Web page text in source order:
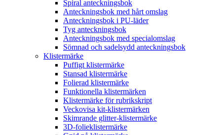
Spiral anteckningsbok
Anteckningsbok med hårt omslag
Anteckningsbok i PU-läder
Tyg anteckningsbok
Anteckningsbok med specialomslag
Sömnad och sadelsydd anteckningsbok
Klistermärke
Puffigt klistermärke
Stansad klistermärke
Folierad klistermärke
Funktionella klistermärken
Klistermärke för rubrikskript
Veckovisa kit-klistermärken
Skimrande glitter-klistermärke
3D-folieklistermärke